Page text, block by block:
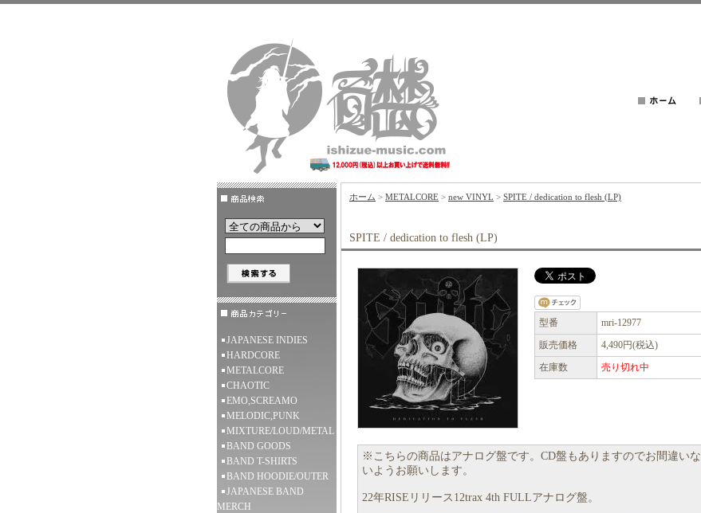
JAPANESE INDIES
HARDCORE
METALCORE
CHAOTIC
EMO,SCREAMO
MELODIC,PUNK
MIXTURE/LOUD/METAL
BAND GOODS
BAND T-SHIRTS
BAND HOODIE/OUTER
JAPANESE BAND
MERCH
ホーム > METALCORE > new VINYL > SPITE / dedication to flesh (LP)
SPITE / dedication to flesh (LP)
型番
mri-12977
販売価格
4,490円(税込)
在庫数
売り切れ中
※こちらの商品はアナログ盤です。CD盤もありますのでお間違いな
いようお願いします。
22年RISEリリース12trax 4th FULLアナログ盤。